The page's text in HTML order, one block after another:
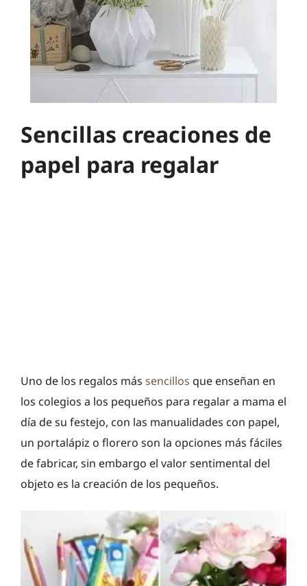
Sencillas creaciones de
papel para regalar
Uno de los regalos más sencillos que enseñan en
los colegios a los pequeños para regalar a mama el
día de su festejo, con las manualidades con papel,
un portalápiz o florero son la opciones más fáciles
de fabricar, sin embargo el valor sentimental del
objeto es la creación de los pequeños.